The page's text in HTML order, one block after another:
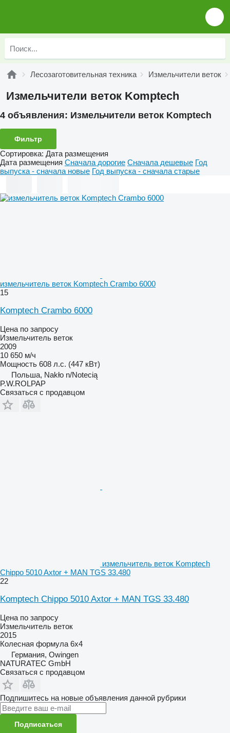
Лесозаготовительная техника Измельчители веток
Измельчители веток Komptech
4 объявления: Измельчители веток Komptech
Фильтр
Сортировка: Дата размещения
Дата размещения Сначала дорогие Сначала дешевые Год
выпуска - сначала новые Год выпуска - сначала старые
измельчитель веток Komptech Crambo 6000
15
Komptech Crambo 6000
Цена по запросу
Измельчитель веток
2009
10 650 м/ч
Мощность 608 л.с. (447 кВт)
Польша, Nakło n/Notecią
P.W.ROLPAP
Связаться с продавцом
измельчитель веток Komptech
Chippo 5010 Axtor + MAN TGS 33.480
22
Komptech Chippo 5010 Axtor + MAN TGS 33.480
Цена по запросу
Измельчитель веток
2015
Колесная формула 6x4
Германия, Owingen
NATURATEC GmbH
Связаться с продавцом
Подпишитесь на новые объявления данной рубрики
Подписаться